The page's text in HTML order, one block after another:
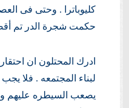
كليوباترا . وحتى فى
حكمت شجرة الدر تم
ادرك المحتلون ان احتقار
لبناء المجتمعه . فلا
يصعب السيطره عليهم ولا